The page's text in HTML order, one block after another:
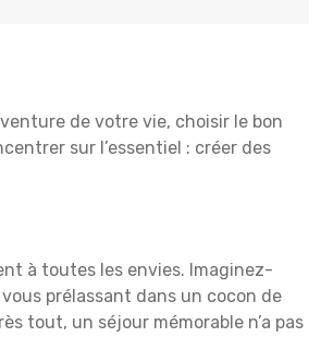
de votre vie, choisir le bon
sur l’essentiel : créer des
à toutes les envies. Imaginez-
prélassant dans un cocon de
tout, un séjour mémorable n’a pas